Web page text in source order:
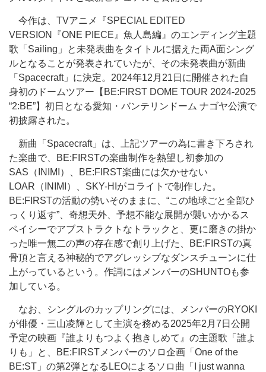
今作は、TVアニメ『SPECIAL EDITED
VERSION『ONE PIECE』魚人島編』のエンディング主題
歌「Sailing」と未発表曲をタイトルに据えた両A面シング
ルとなることが発表されていたが、その未発表曲が新曲
「Spacecraft」に決定。2024年12月21日に開催された自
身初のドームツアー【BE:FIRST DOME TOUR 2024-2025
“2:BE”】初日となる愛知・バンテリンドーム ナゴヤ公演で
初披露された。
新曲「Spacecraft」は、上記ツアーの為に書き下ろされ
た楽曲で、BE:FIRSTの楽曲制作を熱望し初参加の
SAS（INIMI）、BE:FIRST楽曲には欠かせない
LOAR（INIMI）、SKY-HIがコライトで制作した。
BE:FIRSTの活動の勢いそのままに、“この地球ごと全部ひ
っくり返す”、奇想天外、予想不能な展開が襲いかかるス
ペイシーでアブストラクトなトラックと、更に磨きの掛か
った唯一無二の声の存在感で創り上げた、BE:FIRSTの真
骨頂と言える神秘的でアグレッシブなダンスチューンに仕
上がっているという。作詞にはメンバーのSHUNTOも参
加している。
なお、シングルのカップリングには、メンバーのRYOKI
が俳優・三山凌輝として主演を務める2025年2月7日公開
予定の映画『誰よりもつよく抱きしめて』の主題歌「誰よ
りも」と、BE:FIRSTメンバーのソロ企画「One of the
BE:ST」の第2弾となるLEOによるソロ曲「I just wanna